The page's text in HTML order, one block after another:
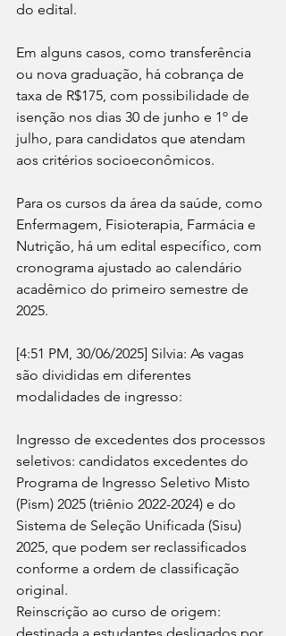
do edital.
Em alguns casos, como transferência
ou nova graduação, há cobrança de
taxa de R$175, com possibilidade de
isenção nos dias 30 de junho e 1º de
julho, para candidatos que atendam
aos critérios socioeconômicos.
Para os cursos da área da saúde, como
Enfermagem, Fisioterapia, Farmácia e
Nutrição, há um edital específico, com
cronograma ajustado ao calendário
acadêmico do primeiro semestre de
2025.
[4:51 PM, 30/06/2025] Silvia: As vagas
são divididas em diferentes
modalidades de ingresso:
Ingresso de excedentes dos processos
seletivos: candidatos excedentes do
Programa de Ingresso Seletivo Misto
(Pism) 2025 (triênio 2022-2024) e do
Sistema de Seleção Unificada (Sisu)
2025, que podem ser reclassificados
conforme a ordem de classificação
original.
Reinscrição ao curso de origem: